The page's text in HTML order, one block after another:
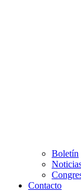
Boletín
Contacto